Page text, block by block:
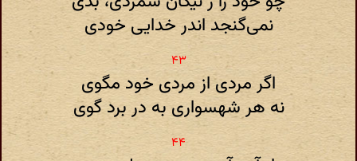
نمی‌گنجد اندر خدایی خودی
اگر مردی از مردی خود مگوی
نه هر شهسواری به در برد گوی